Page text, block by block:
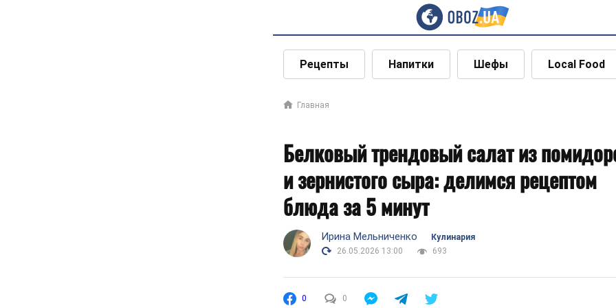
Рецепты Напитки Шефы Local Food
Главная
Белковый трендовый салат из
и зернистого сыра: делимся рецептом
блюда за 5 минут
Ирина Мельниченко
Кулинария
26.05.2026 13:00
693
0 0